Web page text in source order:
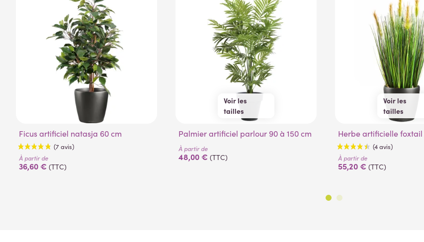
(1 avis)
(53 avis)
Ficus artificiel natasja 60 cm
À partir de
36,60 € (TTC)
Voir les
tailles
90 cm120 cm
150 cm
Palmier artificiel parlour 90 à 150 cm
À partir de
48,00 € (TTC)
Voir les
tailles
60 cm90 cm
Herbe artificielle
À partir de
55,20 € (TTC)